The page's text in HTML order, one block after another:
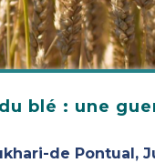
blé : une
de Pontual,